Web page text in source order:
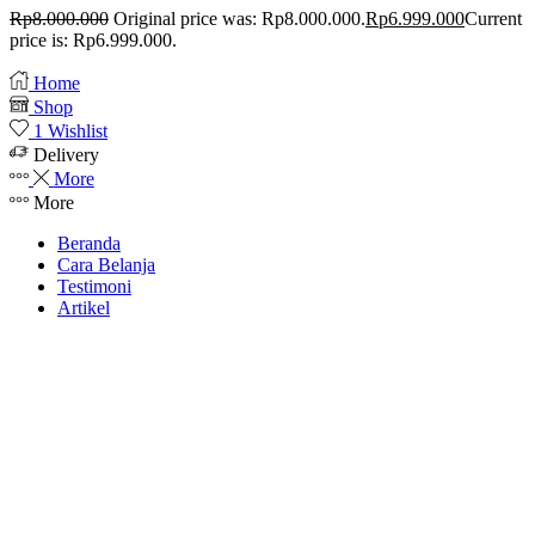
Rp8.000.000 Original price was: Rp8.000.000.Rp6.999.000Current
price is: Rp6.999.000.
Home
Shop
1 Wishlist
Delivery
More
More
Beranda
Cara Belanja
Testimoni
Artikel